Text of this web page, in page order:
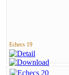
Echecs 19